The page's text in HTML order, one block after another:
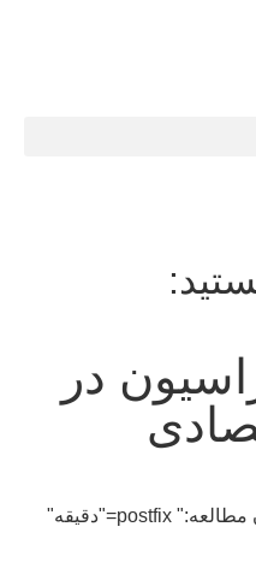
در
[rt_reading_time label="زمان مطالعه:" postfix="دقیقه"